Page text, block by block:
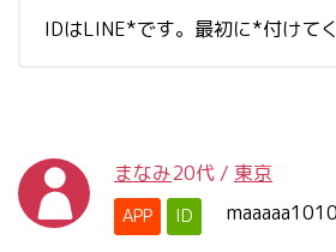
IDはLINE*です。最初に*付けて
まなみ20代 / 東京
APP ID maaaaa1010